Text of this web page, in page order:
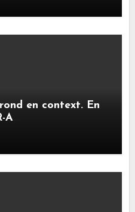
en context. En
A
Privacy- en
18 maart 2025